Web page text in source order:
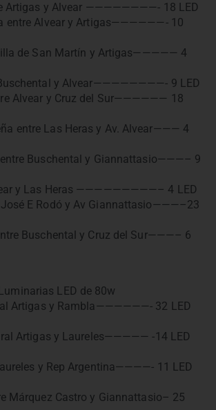
Artigas y Alvear ————————- 18 LED
entre Alvear y Artigas——————- 10
de San Martín y Artigas————— 4
y Alvear————————- 9 LED
Alvear y Cruz del Sur—————— 18
entre Las Heras y Av. Alvear——— 4
Buschental y Giannattasio———– 9
y Las Heras —————————– 4 LED
José E Rodó y Av Giannattasio———–23
Buschental y Cruz del Sur———– 6
LED de 80w
Artigas y Rambla——————- 32 LED
Artigas y Laureles————— -14 LED
y Rep Argentina————- 11 LED
Márquez Castro y Giannattasio– 25